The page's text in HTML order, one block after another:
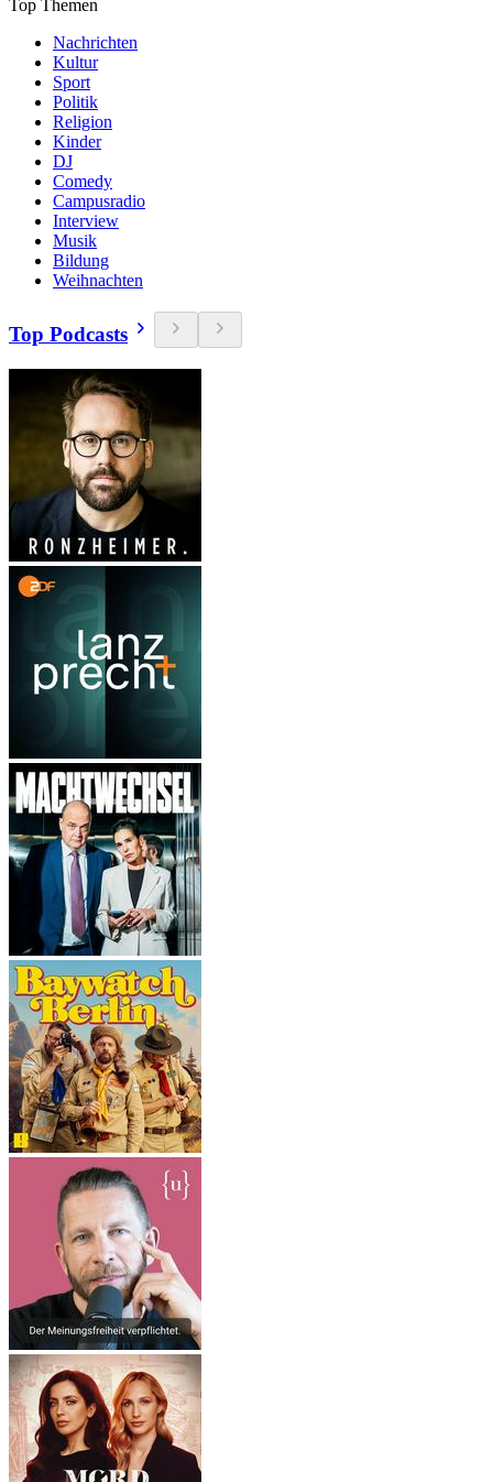
Top Themen
Nachrichten
Kultur
Sport
Politik
Religion
Kinder
DJ
Comedy
Campusradio
Interview
Musik
Bildung
Weihnachten
Top Podcasts